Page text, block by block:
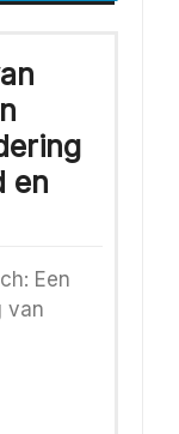
en
Een
van